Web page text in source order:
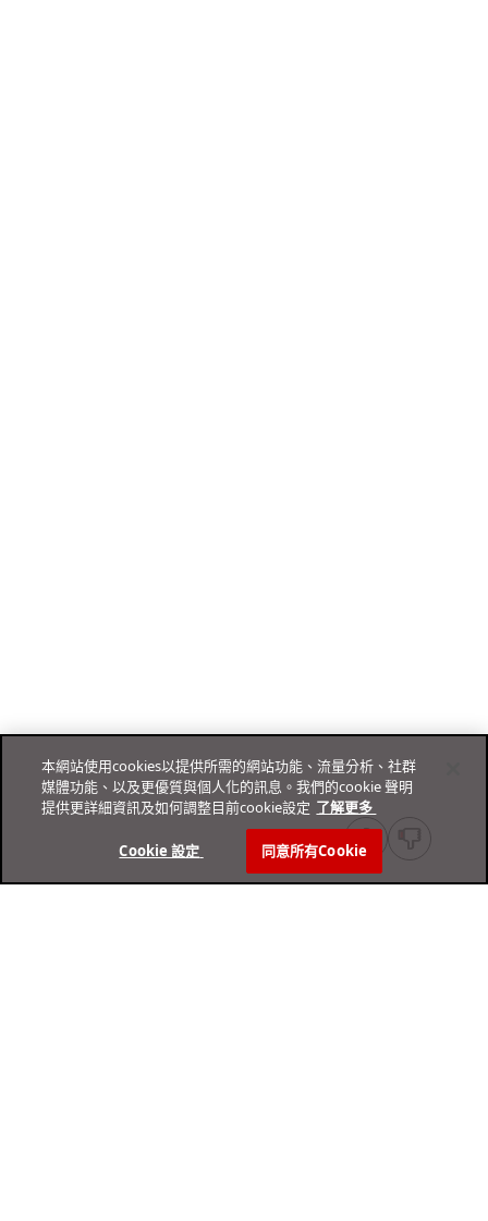
本網站使用cookies以提供所需的網站功能、流量分析、社群
媒體功能、以及更優質與個人化的訊息。我們的cookie 聲明
提供更詳細資訊及如何調整目前cookie設定 了解更多 ­
同意所有Cookie